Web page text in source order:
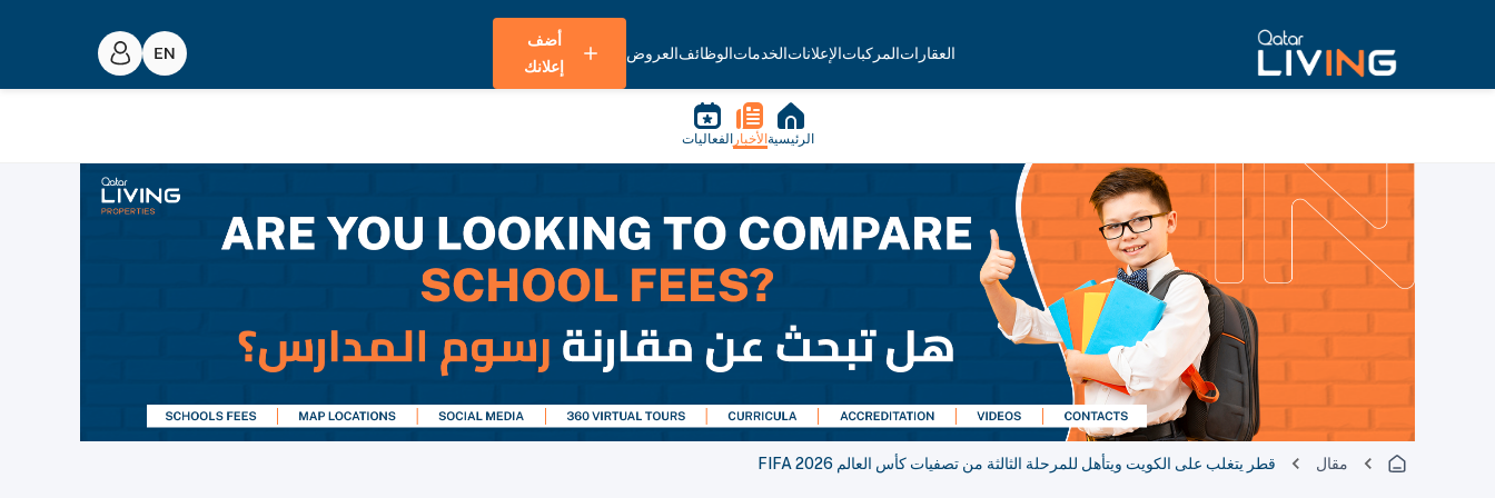
العقاراتالمركباتالإعلاناتالخدماتالوظائفالعروض
أضف
إعلانك
الرئيسية الأخبار الفعاليات
مقال قطر يتغلب على الكويت ويتأهل للمرحلة الثالثة من تصفيات كأس العالم 2026 FIFA